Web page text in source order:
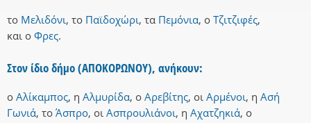
το Μελιδόνι, το Παϊδοχώρι, τα Πεμόνια, ο Τζιτζιφές,
και ο Φρες.
Στον ίδιο δήμο (ΑΠΟΚΟΡΩΝΟΥ), ανήκουν:
ο Αλίκαμπος, η Αλμυρίδα, ο Αρεβίτης, οι Αρμένοι, η Ασή
Γωνιά, το Άσπρο, οι Ασπρουλιάνοι, η Αχατζηκιά, ο